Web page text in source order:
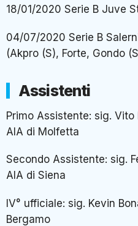
18/01/2020 Serie B Juve
04/07/2020 Serie B
(Akpro (S), Forte, Gondo
Assistenti
Primo Assistente: sig.
AIA di Molfetta
Secondo Assistente: sig.
AIA di Siena
IV° ufficiale: sig. Kevin
Bergamo